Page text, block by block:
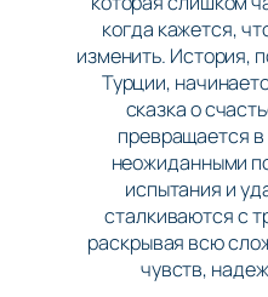
когда кажется,
изменить. История,
Турции,
сказка о
превращается
неожиданными
испытания и
сталкиваются с
раскрывая всю
чувств,